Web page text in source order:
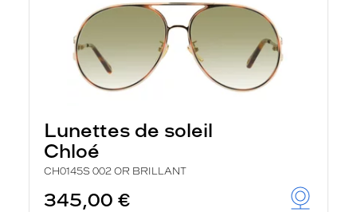
Lunettes de soleil
Chloé
CH0145S 002 OR BRILLANT
345,00 €